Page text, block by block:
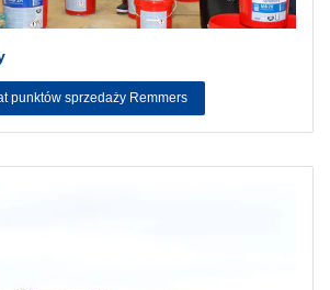
punktów sprzedaży Remmers